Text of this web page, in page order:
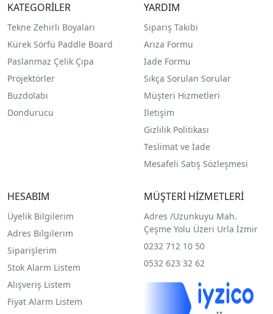
KATEGORİLER
Tekne Zehirli Boyaları
Kürek Sörfü Paddle Board
Paslanmaz Çelik Çıpa
Projektörler
Buzdolabı
Dondurucu
YARDIM
Sipariş Takibi
Arıza Formu
İade Formu
Sıkça Sorulan Sorular
Müşteri Hizmetleri
İletişim
Gizlilik Politikası
Teslimat ve İade
Mesafeli Satış Sözleşmesi
HESABIM
Üyelik Bilgilerim
Adres Bilgilerim
Siparişlerim
Stok Alarm Listem
Alışveriş Listem
Fiyat Alarm Listem
MÜŞTERİ HİZMETLERİ
Adres /Uzunkuyu Mah.
Çeşme Yolu Üzeri Urla İzmir
0232 712 10 50
0532 623 32 62